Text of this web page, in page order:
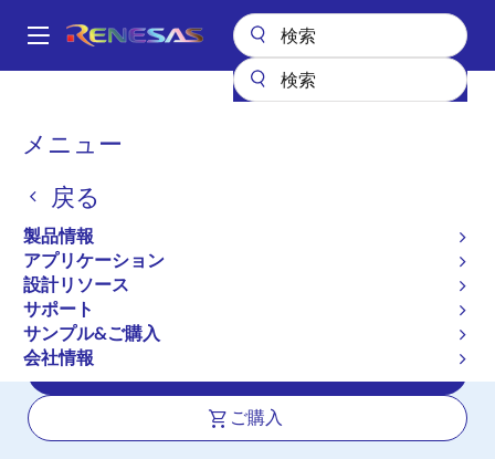
ン
Main
メニュー
戻る
製品情報
アプリケーション
設計リソース
サポート
サンプル&ご購入
会社情報
パ
く
ず
フォトカプラ（オプトカプラ）
RV1S9160A
アクティブ
高 CMR, 15Mbps, 低入力電流(IF),
3.3V/5V 駆動, CMOS 出力,5 ピン SOP
(SO-5) フォトカプラ
ご購入